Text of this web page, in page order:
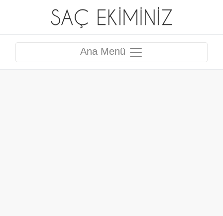
Ana Menü